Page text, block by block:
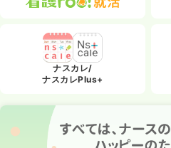
ナスカレ/
ナスカレPlus+